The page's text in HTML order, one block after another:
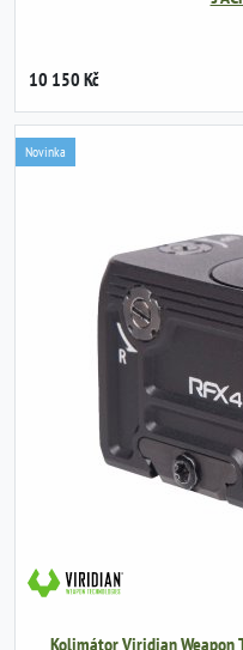
10 150 Kč
Novinka
Kolimátor Viridian Weapon